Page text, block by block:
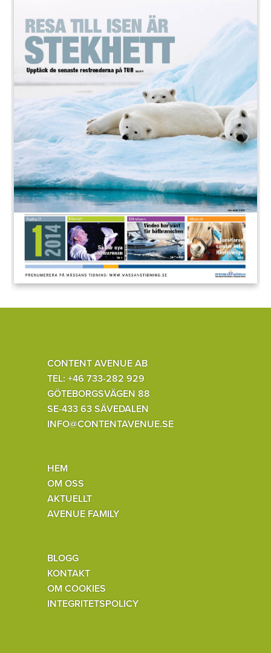
CONTENT AVENUE AB
TEL: +46 733-282 929
GÖTEBORGSVÄGEN 88
SE-433 63 SÄVEDALEN
INFO@CONTENTAVENUE.SE
HEM
OM OSS
AKTUELLT
AVENUE FAMILY
BLOGG
KONTAKT
OM COOKIES
INTEGRITETSPOLICY